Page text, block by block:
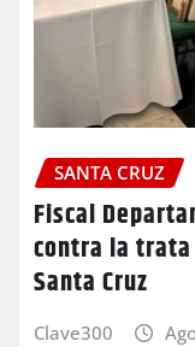
SANTA CRUZ
Fiscal
contra la
Santa Cruz
Clave300